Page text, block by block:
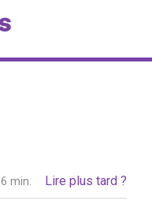
6 min. Lire plus tard ?